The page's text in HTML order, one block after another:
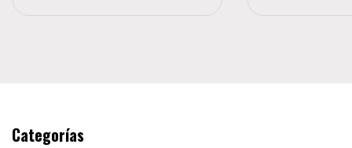
Categorías